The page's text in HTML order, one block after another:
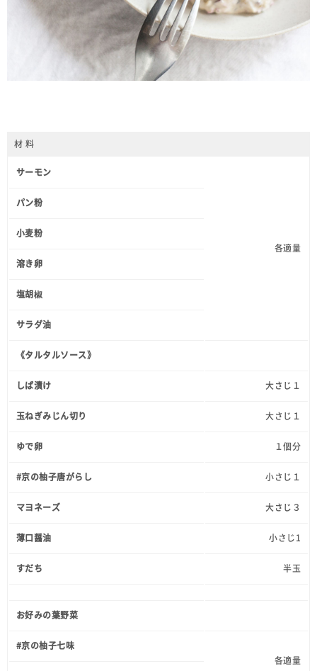
材 料
サーモン
各適量
パン粉
小麦粉
溶き卵
塩胡椒
サラダ油
《タルタルソース》
しば漬け 大さじ１
玉ねぎみじん切り 大さじ１
ゆで卵 １個分
#京の柚子唐がらし 小さじ１
マヨネーズ 大さじ３
薄口醤油 小さじ1
すだち 半玉
お好みの葉野菜
#京の柚子七味
各適量